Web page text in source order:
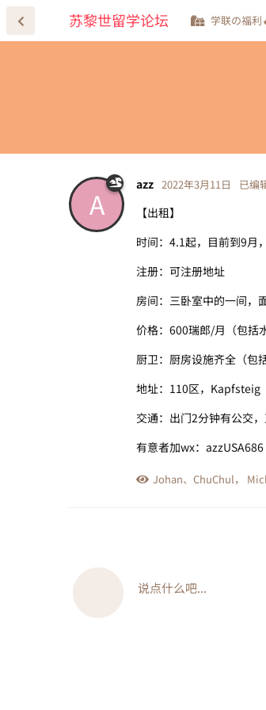
苏黎世留学论坛 学联の福利
A
azz 2022年3月11日 已编
【出租】
时间：4.1起，目前到9月
注册：可注册地址
房间：三卧室中的一间，
价格：600瑞郎/月（包括
厨卫：厨房设施齐全（包
地址：110区，Kapfsteig
交通：出门2分钟有公交
有意者加wx：
Johan、 ChuChul，
说点什么吧...